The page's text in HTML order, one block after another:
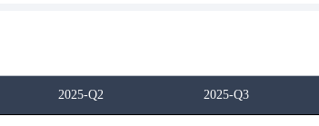
2025-Q2 2025-Q3